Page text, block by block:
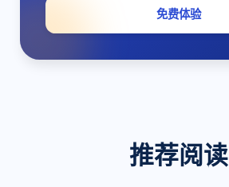
免费体验
推荐阅读